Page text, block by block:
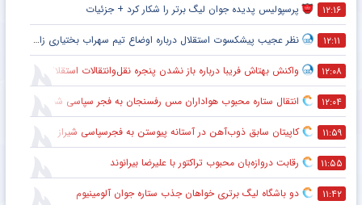
۱۲:۱۶ پرسپولیس پدیده جوان لیگ برتر را شکار کرد + جزئیات
۱۲:۱۱ نظر عجیب پیشکسوت استقلال درباره اوضاع تیم سهراب بختیاری زاده + جزئیات
۱۲:۰۸ واکنش بهتاش فریبا درباره باز نشدن پنجره نقل‌وانتقالات استقلال
۱۲:۰۴ انتقال ستاره محبوب هواداران مس رفسنجان به فجر سپاسی شیراز
۱۱:۵۹ کاپیتان سابق ذوب‌آهن در آستانه پیوستن به فجرسپاسی شیراز
۱۱:۵۵ رقابت دروازه‌بان محبوب تراکتور با علیرضا بیرانوند
۱۱:۴۲ دو باشگاه لیگ برتری خواهان جذب ستاره جوان آلومینیوم